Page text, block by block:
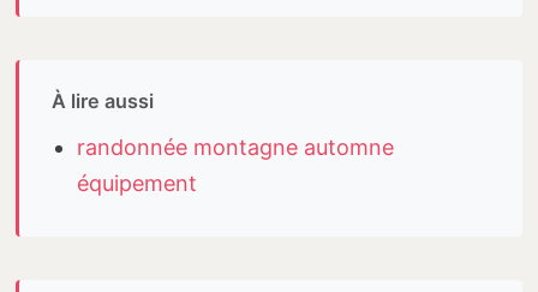
À lire aussi
randonnée montagne automne
équipement